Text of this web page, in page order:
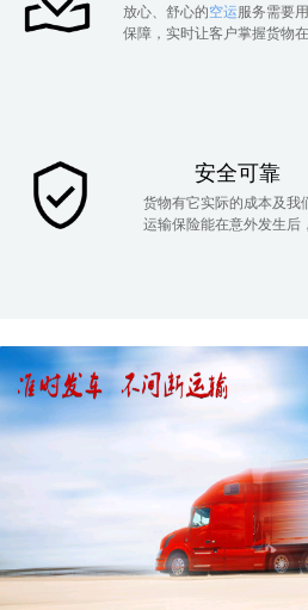
放心、舒心的空运服务需要
保障，实时让客户掌握货物
安全可靠
货物有它实际的成本及我
运输保险能在意外发生后